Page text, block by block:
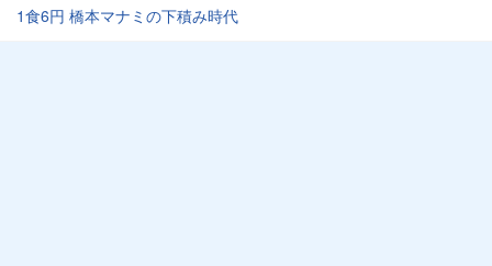
1食6円 橋本マナミの下積み時代